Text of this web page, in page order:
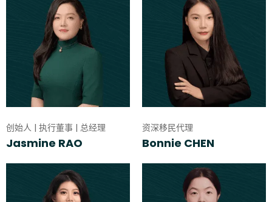
创始人 | 执行董事 | 总经理
Jasmine RAO
资深移民代理
Bonnie CHEN